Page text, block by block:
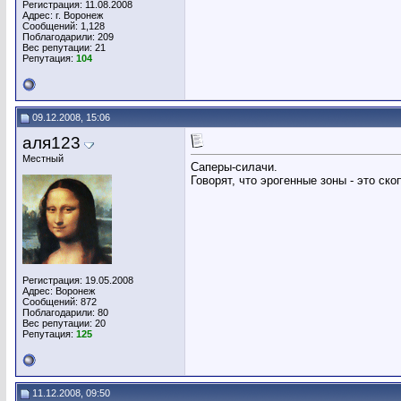
Регистрация: 11.08.2008
Адрес: г. Воронеж
Сообщений: 1,128
Поблагодарили: 209
Вес репутации: 21
Репутация: 104
09.12.2008, 15:06
аля123
Местный
Регистрация: 19.05.2008
Адрес: Воронеж
Сообщений: 872
Поблагодарили: 80
Вес репутации: 20
Репутация: 125
Саперы-силачи.
Говорят, что эрогенные зоны - это
11.12.2008, 09:50